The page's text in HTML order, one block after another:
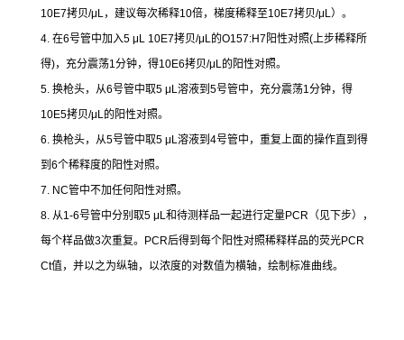
10E7拷贝/μL，建议每次稀释10倍，梯度稀释至10E7拷贝/μL）。
4. 在6号管中加入5 μL 10E7拷贝/μL的O157:H7 阳性对照(上步稀释所
得)，充分震荡1分钟，得10E6拷贝/μL的阳性对照。
5. 换枪头，从6号管中取5 μL溶液到 5号管中，充分震荡1分钟，得
10E5拷贝/μL的阳性对照。
6. 换枪头，从5号管中取5 μL溶液到 4号管中，重复上面的操作直到得
到 6个稀释度的阳性对照。
7. NC管中不加任何阳性对照。
8. 从1-6号管中分别取5 μL和待测样品一起进行定量PCR （见下步），
每个样品做3次重复。 PCR后得到每个阳性对照稀释样品的荧光PCR
Ct值，并以之为纵轴，以浓度的对数值为横轴，绘制标准曲线。